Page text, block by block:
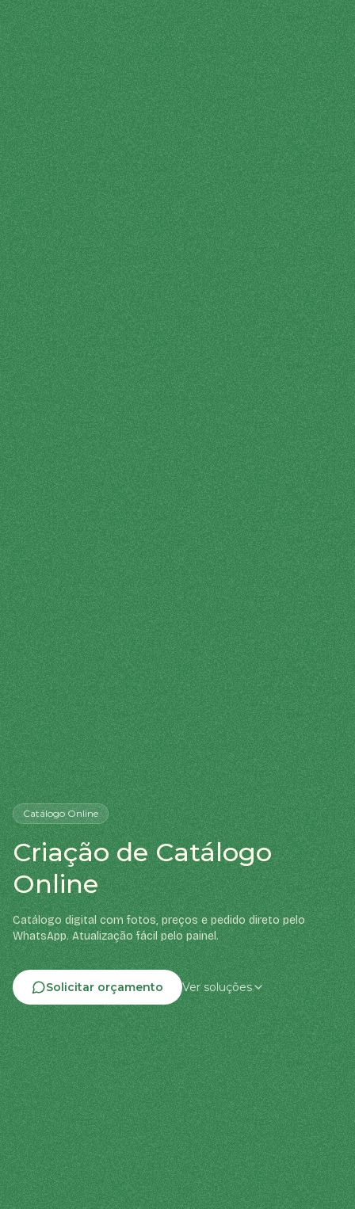
Catálogo Online
Criação de Catálogo
Online
Catálogo digital com fotos, preços e pedido direto pelo
WhatsApp. Atualização fácil pelo painel.
Solicitar orçamento Ver soluções